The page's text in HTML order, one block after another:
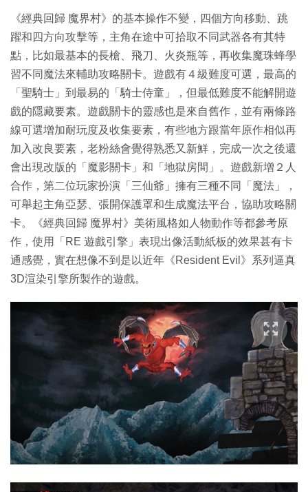
《經典回歸 魔界村》的基本操作不變，四個方向移動、跳
躍和四方向攻擊等，主角在途中可拾取不同武器各有其特
點，比如最基本的長槍、飛刀、火炎瓶等，再收集魔珠蜂學
習不同魔法來輔助攻略關卡。遊戲有４級難度可選，最高的
「聖騎士」到最易的「騎士侍童」，但最低難度不能解開遊
戲的隱藏要素。遊戲關卡的靈感也是來自舊作，並有兩條路
線可選增加耐玩度及收集要素，有些地方跟當年原作相似再
加入改良要素，老粉絲會覺得熟悉又新鮮，完成一次之後還
會出現改版的「魔影關卡」和「地獄房間」。遊戲新增２人
合作，第二位玩家扮演「三仙爺」擁有三種不同「魔法」，
可舉起主角亞瑟、張開保護罩和生成魔法平台，協助攻略關
卡。《經典回歸 魔界村》美術風格如人物動作等都參考原
作，使用「RE 遊戲引擎」表現出像活動紙板的效果甚有卡
通感覺，實在想像不到是以近年《Resident Evil》系列逼真
3D渲染引擎所製作的遊戲。